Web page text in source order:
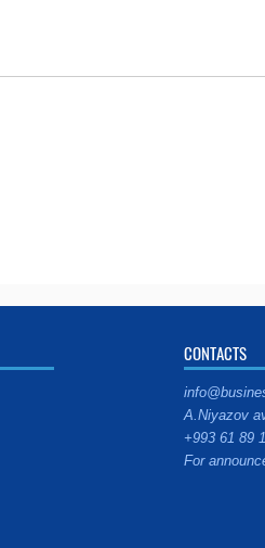
CONTACTS
A.Niyazov
+993 61 89
For